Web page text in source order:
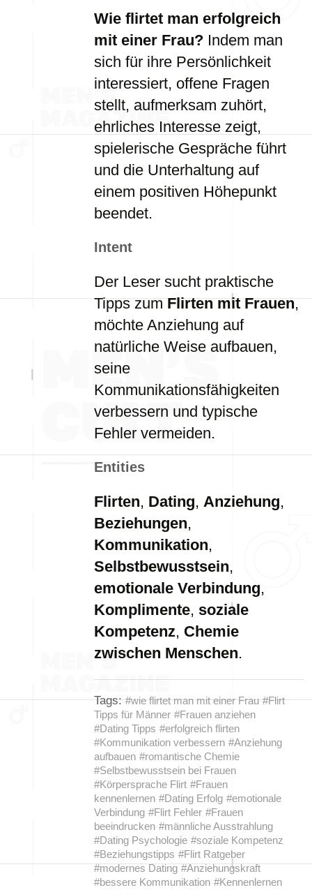
Wie flirtet man erfolgreich
mit einer Frau? Indem man
sich für ihre Persönlichkeit
interessiert, offene Fragen
stellt, aufmerksam zuhört,
ehrliches Interesse zeigt,
spielerische Gespräche führt
und die Unterhaltung auf
einem positiven Höhepunkt
beendet.
Intent
Der Leser sucht praktische
Tipps zum Flirten mit Frauen,
möchte Anziehung auf
natürliche Weise aufbauen,
seine
Kommunikationsfähigkeiten
verbessern und typische
Fehler vermeiden.
Entities
Flirten, Dating, Anziehung,
Beziehungen,
Kommunikation,
Selbstbewusstsein,
emotionale Verbindung,
Komplimente, soziale
Kompetenz, Chemie
zwischen Menschen.
Tags: #wie flirtet man mit einer Frau #Flirt
Tipps für Männer #Frauen anziehen
#Dating Tipps #erfolgreich flirten
#Kommunikation verbessern #Anziehung
aufbauen #romantische Chemie
#Selbstbewusstsein bei Frauen
#Körpersprache Flirt #Frauen
kennenlernen #Dating Erfolg #emotionale
Verbindung #Flirt Fehler #Frauen
beeindrucken #männliche Ausstrahlung
#Dating Psychologie #soziale Kompetenz
#Beziehungstipps #Flirt Ratgeber
#modernes Dating #Anziehungskraft
#bessere Kommunikation #Kennenlernen